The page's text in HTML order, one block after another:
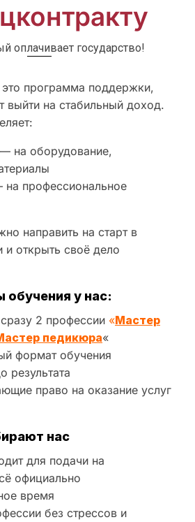
оплачивает государство!
программа поддержки,
выйти на стабильный доход.
— на оборудование,
профессиональное
направить на старт в
открыть своё дело
обучения у нас:
2 профессии «Мастер
педикюра«
формат обучения
результата
право на оказание услуг
нас
для подачи на
официально
время
без стрессов и